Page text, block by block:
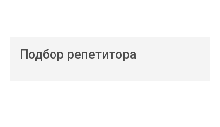
Подбор репетитора